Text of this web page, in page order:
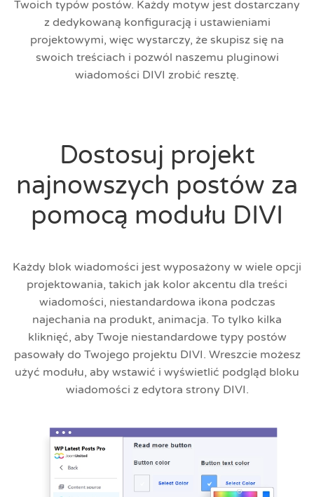
Twoich typów postów. Każdy motyw jest dostarczany
z dedykowaną konfiguracją i ustawieniami
projektowymi, więc wystarczy, że skupisz się na
swoich treściach i pozwól naszemu pluginowi
wiadomości DIVI zrobić resztę.
Dostosuj projekt
najnowszych postów za
pomocą modułu DIVI
Każdy blok wiadomości jest wyposażony w wiele opcji
projektowania, takich jak kolor akcentu dla treści
wiadomości, niestandardowa ikona podczas
najechania na produkt, animacja. To tylko kilka
kliknięć, aby Twoje niestandardowe typy postów
pasowały do Twojego projektu DIVI. Wreszcie możesz
użyć modułu, aby wstawić i wyświetlić podgląd bloku
wiadomości z edytora strony DIVI.